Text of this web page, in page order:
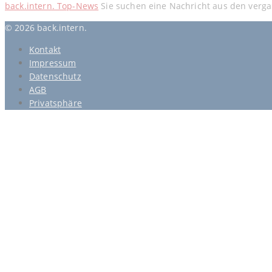
back.intern. Top-News Sie suchen eine Nachricht aus den
© 2026 back.intern.
Kontakt
Impressum
Datenschutz
AGB
Privatsphäre